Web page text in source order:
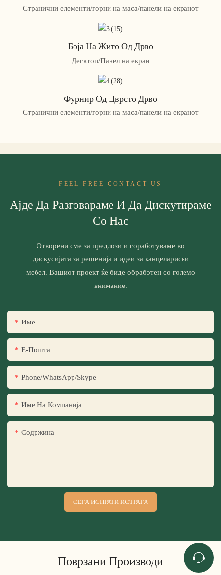
Странични елементи/горни на маса/панели на екранот
Боја На Жито Од Дрво
Десктоп/Панел на екран
Фурнир Од Цврсто Дрво
Странични елементи/горни на маса/панели на екранот
FEEL FREE CONTACT US
Ајде Да Разговараме И Да Дискутираме
Со Нас
Отворени сме за предлози и соработуваме во
дискусијата за решенија и идеи за канцелариски
мебел. Вашиот проект ќе биде обработен со големо
внимание.
Име
Е-Пошта
Phone/WhatsApp/Skype
Име На Компанија
Содржина
СЕГА ИСПРАТИ ИСТРАГА
Поврзани Производи